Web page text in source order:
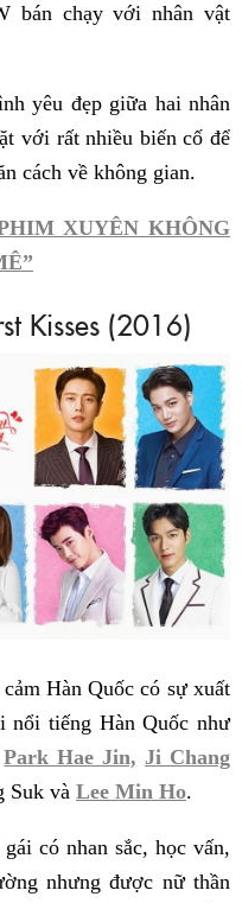
bán chạy với nhân vật
yêu đẹp giữa hai nhân
với rất nhiều biến cố để
cách về không gian.
XUYÊN KHÔNG
Kisses (2016)
Hàn Quốc có sự xuất
nổi tiếng Hàn Quốc như
Park Hae Jin, Ji Chang
Suk và Lee Min Ho.
có nhan sắc, học vấn,
nhưng được nữ thần